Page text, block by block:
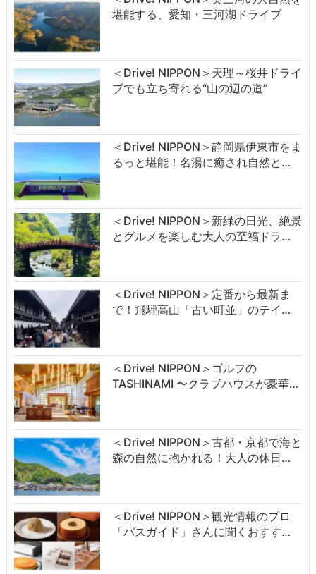
堪能する、愛知・三河湖ドライブ
＜Drive! NIPPON＞天理～桜井ドライ
ブでも立ち寄れる“山の辺の道”
＜Drive! NIPPON＞静岡県伊東市をま
るっと堪能！名湯に癒され自然と…
＜Drive! NIPPON＞新緑の日光、絶景
とグルメを楽しむ大人の至福ドラ…
＜Drive! NIPPON＞定番から最新ま
で！飛騨高山「古い町並」のテイ…
＜Drive! NIPPON＞ゴルフの
TASHINAMI 〜クラブハウスが豪華…
＜Drive! NIPPON＞古都・京都で海と
森の自然に抱かれる！大人の休日…
＜Drive! NIPPON＞観光情報のプロ
「バスガイド」さんに聞くおすす…